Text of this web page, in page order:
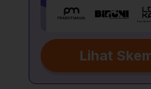
Lihat